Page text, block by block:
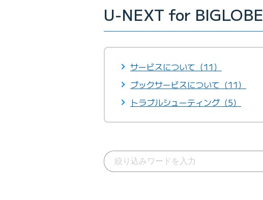
U-NEXT for BIGLOBE
サービスについて（11）
ブックサービスについて（11）
トラブルシューティング（5）